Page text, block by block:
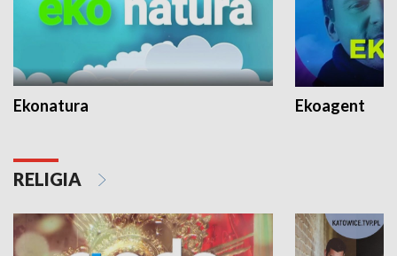
Ekonatura Ekoagent
RELIGIA